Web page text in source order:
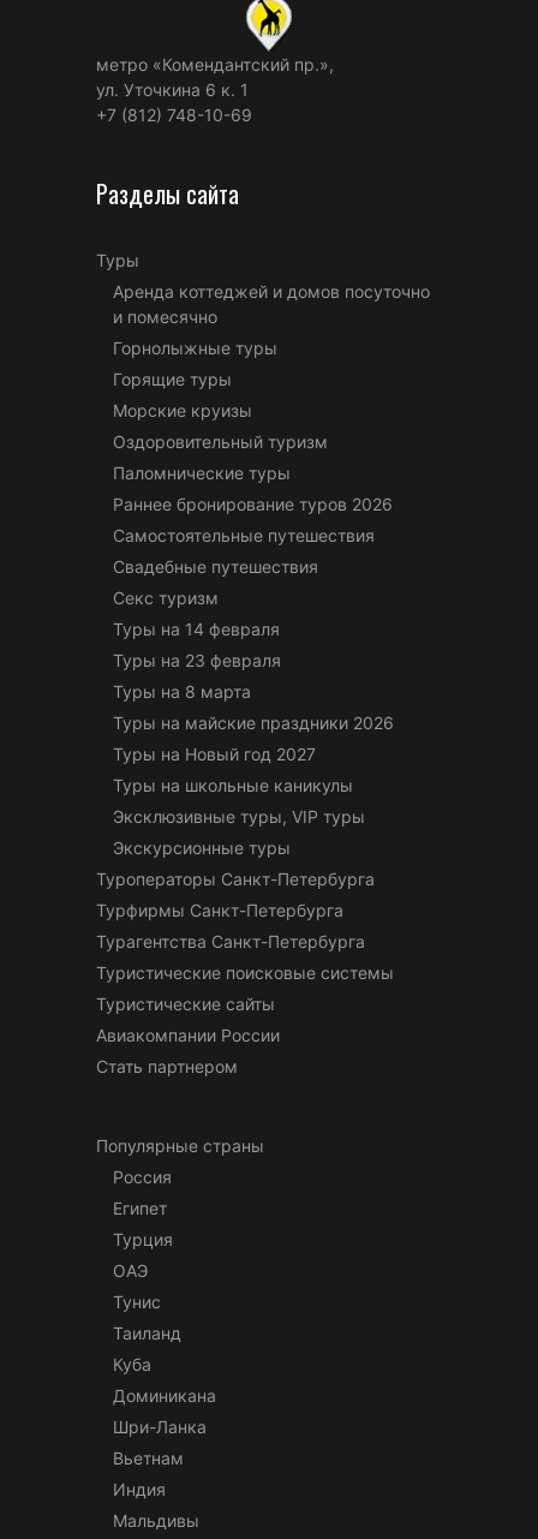
метро «Комендантский пр.»,
ул. Уточкина 6 к. 1
+7 (812) 748-10-69
Разделы сайта
Туры
Аренда коттеджей и домов посуточно
и помесячно
Горнолыжные туры
Горящие туры
Морские круизы
Оздоровительный туризм
Паломнические туры
Раннее бронирование туров 2026
Самостоятельные путешествия
Свадебные путешествия
Секс туризм
Туры на 14 февраля
Туры на 23 февраля
Туры на 8 марта
Туры на майские праздники 2026
Туры на Новый год 2027
Туры на школьные каникулы
Эксклюзивные туры, VIP туры
Экскурсионные туры
Туроператоры Санкт-Петербурга
Турфирмы Санкт-Петербурга
Турагентства Санкт-Петербурга
Туристические поисковые системы
Туристические сайты
Авиакомпании России
Стать партнером
Популярные страны
Россия
Египет
Турция
ОАЭ
Тунис
Таиланд
Куба
Доминикана
Шри-Ланка
Вьетнам
Индия
Мальдивы